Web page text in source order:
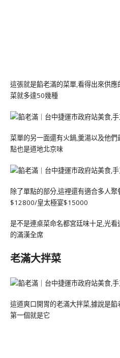
這張就是餡老滿的菜單,看得出來供
菜就多達50幾種
菜單的另一面還有火鍋,羹湯以及他
點也是道地北京味
除了單點的部分,這裡還有適合多人
$12800/皇太極宴$15000
是不是連桌菜命名都宮廷味十足,光
的滿漢全席
老滿大拌菜
這道爽口開胃的老滿大拌菜,據說是
第一個就是它